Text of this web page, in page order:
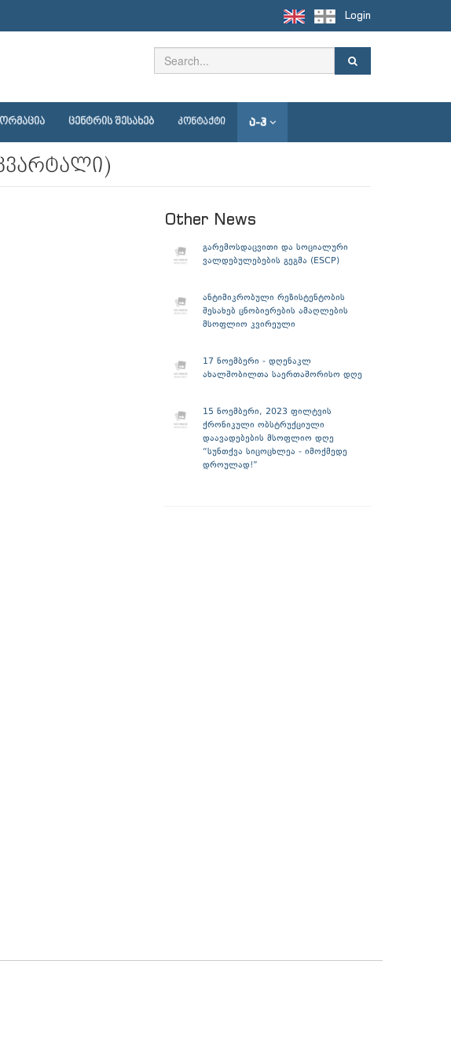
Login
ᲪᲔᲜᲢᲠᲘᲡ ᲨᲔᲡᲐᲮᲔᲑ ᲙᲝᲜᲢᲐᲥᲢᲘ Ა-Ჰ
Other News
გარემოსდაცვითი და სოციალური
ვალდებულებების გეგმა (ESCP)
ანტიმიკრობული რეზისტენტობის
შესახებ ცნობიერების ამაღლების
მსოფლიო კვირეული
17 ნოემბერი - დღენაკლ
ახალშობილთა საერთაშორისო დღე
15 ნოემბერი, 2023 ფილტვის
ქრონიკული ობსტრუქციული
დაავადებების მსოფლიო დღე
“სუნთქვა სიცოცხლეა - იმოქმედე
დროულად!”